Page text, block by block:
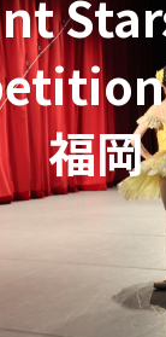
福岡